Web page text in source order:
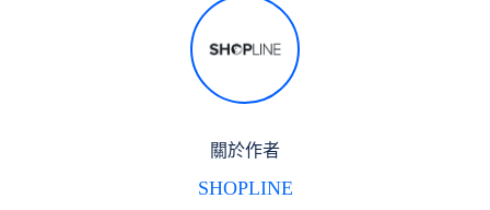
關於作者
SHOPLINE